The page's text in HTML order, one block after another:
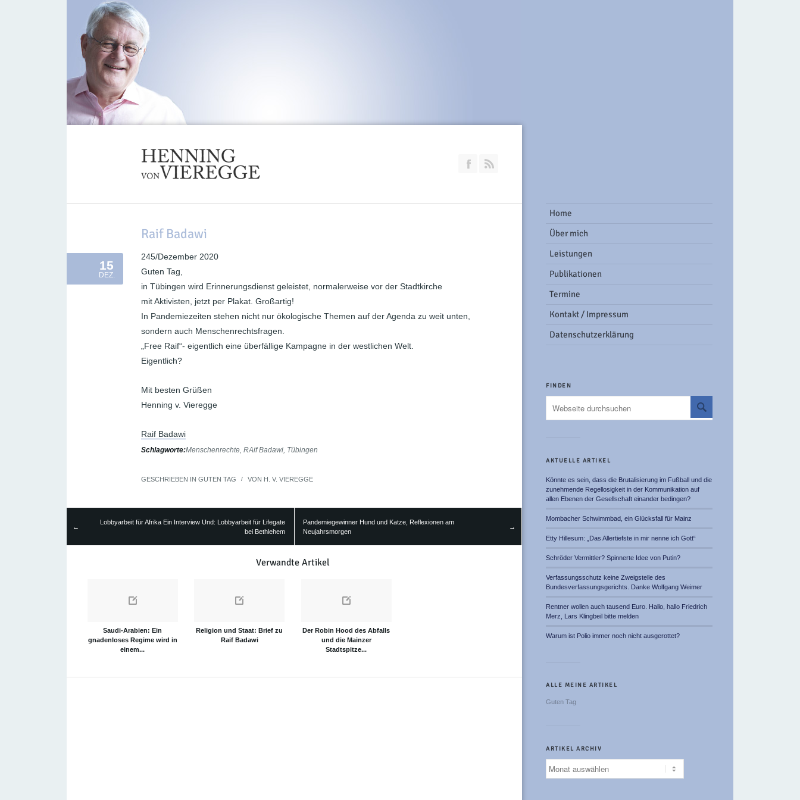
Join our Facebook Group
Raif Badawi
15
DEZ.
245/Dezember 2020
Guten Tag,
in Tübingen wird Erinnerungsdienst geleistet, normalerweise vor der Stadtkirche
mit Aktivisten, jetzt per Plakat. Großartig!
In Pandemiezeiten stehen nicht nur ökologische Themen auf der Agenda zu weit unten,
sondern auch Menschenrechtsfragen.
„Free Raif“- eigentlich eine überfällige Kampagne in der westlichen Welt.
Eigentlich?
Mit besten Grüßen
Henning v. Vieregge
Raif Badawi
Schlagworte:Menschenrechte, RAif Badawi, Tübingen
GESCHRIEBEN IN GUTEN TAG / VON H. V. VIEREGGE
←
Lobbyarbeit für Afrika Ein Interview Und: Lobbyarbeit für Lifegate
bei Bethlehem
Pandemiegewinner Hund und Katze, Reflexionen am
Neujahrsmorgen
→
Verwandte Artikel
Saudi-Arabien: Ein
gnadenloses Regime wird in
einem...
Religion und Staat: Brief zu
Raif Badawi
Der Robin Hood des Abfalls
und die Mainzer
Stadtspitze...
Home
Über mich
Leistungen
Publikationen
Termine
Kontakt / Impressum
Datenschutzerklärung
FINDEN
AKTUELLE ARTIKEL
Könnte es sein, dass die Brutalisierung im Fußball und die
zunehmende Regellosigkeit in der Kommunikation auf
allen Ebenen der Gesellschaft einander bedingen?
Mombacher Schwimmbad, ein Glücksfall für Mainz
Etty Hillesum: „Das Allertiefste in mir nenne ich Gott“
Schröder Vermittler? Spinnerte Idee von Putin?
Verfassungsschutz keine Zweigstelle des
Bundesverfassungsgerichts. Danke Wolfgang Weimer
Rentner wollen auch tausend Euro. Hallo, hallo Friedrich
Merz, Lars Klingbeil bitte melden
Warum ist Polio immer noch nicht ausgerottet?
ALLE MEINE ARTIKEL
Guten Tag
ARTIKEL ARCHIV
Artikel
Archiv